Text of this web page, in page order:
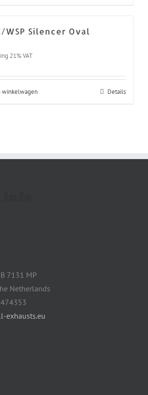
WSP Silencer Oval
21% VAT
winkelwagen Details
7131 MP
Netherlands
exhausts.eu